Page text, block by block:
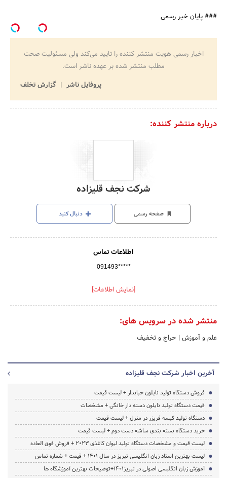
### پایان خبر رسمی
اخبار رسمی هویت منتشر کننده را تایید می‌کند ولی مسئولیت صحت
مطلب منتشر شده بر عهده ناشر است.
پروفایل ناشر
گزارش تخلف
درباره منتشر کننده:
شرکت نجف قلیزاده
صفحه رسمی دنبال کنید
اطلاعات تماس
091493*****
[نمایش اطلاعات]
منتشر شده در سرویس های:
علم و آموزش | حراج و تخفیف
آخرین اخبار شرکت نجف قلیزاده
فروش دستگاه تولید نایلون حبابدار + لیست قیمت
قیمت دستگاه تولید نایلون دسته دار خانگی + مشخصات
دستگاه تولید کیسه فریزر در منزل + لیست قیمت
خرید دستگاه بسته بندی ساشه دست دوم + لیست قیمت
لیست قیمت و مشخصات دستگاه تولید لیوان کاغذی 2023 + فروش فوق العاده
لیست بهترین استاد زبان انگلیسی تبریز در سال 1401 + قیمت + شماره تماس
آموزش زبان انگلیسی اصولی در تبریز1401+توضیحات بهترین آموزشگاه ها